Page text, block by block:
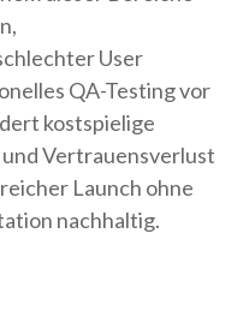
User
QA-Testing vor
kostspielige
Vertrauensverlust
Launch ohne
nachhaltig.